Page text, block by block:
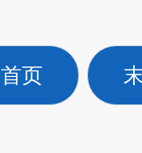
首页